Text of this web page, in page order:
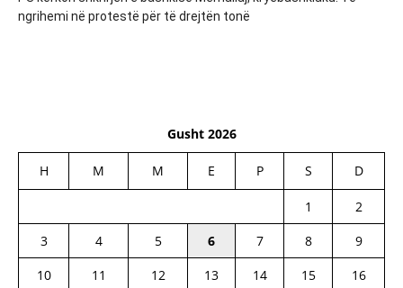
ngrihemi në protestë për të drejtën tonë
Gusht 2026
H M M E P S D
1
2
3
4 5 6 7 8
9
10
11 12 13 14 15
16